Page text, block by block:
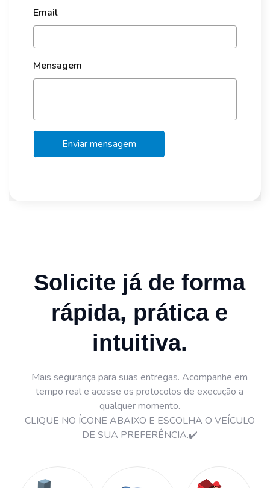
Email
Mensagem
Enviar mensagem
Solicite já de forma
rápida, prática e
intuitiva.
Mais segurança para suas entregas. Acompanhe em
tempo real e acesse os protocolos de execução a
qualquer momento.
CLIQUE NO ÍCONE ABAIXO E ESCOLHA O VEÍCULO
DE SUA PREFERÊNCIA.✔️